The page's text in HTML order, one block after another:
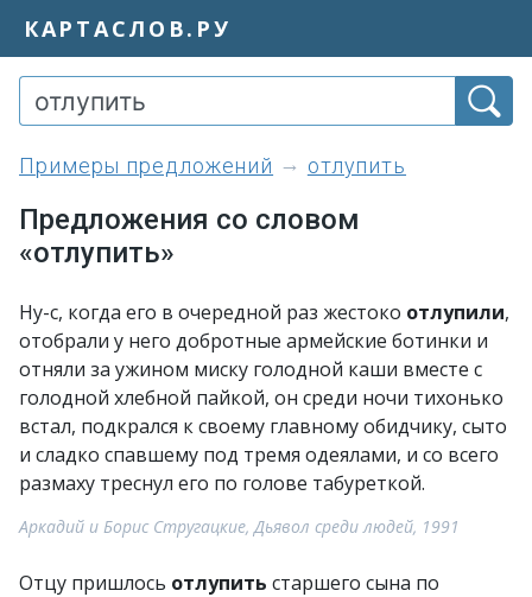
КАРТАСЛОВ.РУ
примеры предложений отлупить
Предложения со словом
«отлупить»
Ну-с, когда его в очередной раз жестоко отлупили,
отобрали у него добротные армейские ботинки и
отняли за ужином миску голодной каши вместе с
голодной хлебной пайкой, он среди ночи тихонько
встал, подкрался к своему главному обидчику, сыто
и сладко спавшему под тремя одеялами, и со всего
размаху треснул его по голове табуреткой.
Аркадий и Борис Стругацкие, Дьявол среди людей, 1991
Отцу пришлось отлупить старшего сына по